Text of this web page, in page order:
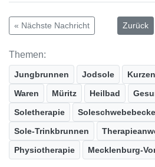
« Nächste Nachricht Zurück
Themen:
Jungbrunnen Jodsole
Waren
Müritz Heilbad
Soletherapie
Sole-Trinkbrunnen
Physiotherapie
Mecklenburg-